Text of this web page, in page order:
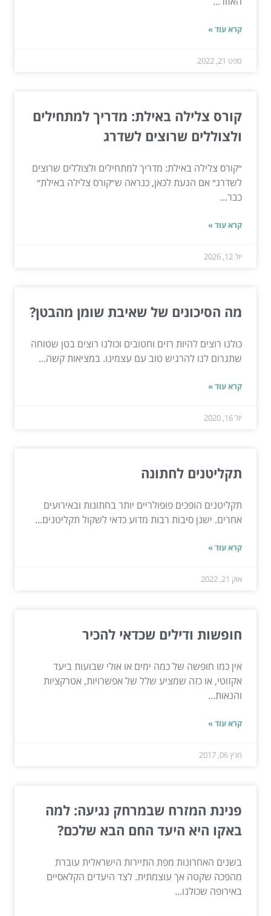
קרא עוד »
ספט 21, 2022
קורס צלילה באילת: מדריך למתחילים
ולצוללים שרוצים לשדרג
״קורס צלילה באילת: מדריך למתחילים ולצוללים שרוצים
לשדרג״ אם הגעת לכאן, כנראה ש״קורס צלילה באילת״
כבר...
קרא עוד »
יול 12, 2026
מה הסיכונים של שאיבת שומן מהבטן?
כולנו רוצים להיות רזים וחטובים וכולנו רוצים בטן שטוחה
שתגרום לנו להרגיש טוב עם עצמינו. במציאות קשה...
קרא עוד »
יול 16, 2020
תקליטנים לחתונה
תקליטנים הופכים פופולריים יותר בחתונות ובאירועים
אחרים. ישנן סיבות רבות מדוע כדאי לשקול תקליטנים...
קרא עוד »
אוק 21, 2022
חופשות ודילים שכדאי להכיר
אין כמו חופשה של כמה ימים או אולי שבועות ביעד
אקזוטי, או כזה שמציע שלל של אפשרויות, אטרקציות
והנאות...
קרא עוד »
מרץ 06, 2017
פנינת המזרח שבמרחק נגיעה: למה
באקו היא היעד החם הבא שלכם?
בשנים האחרונות מפת התיירות הישראלית עוברת
מהפכה שקטה אך עוצמתית. לצד היעדים הקלאסיים
באירופה שכולנו...